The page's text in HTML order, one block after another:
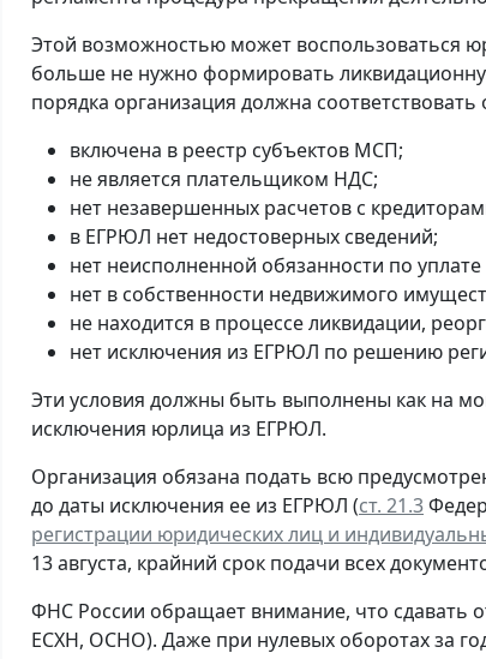
Этой возможностью может воспользоваться
больше не нужно формировать
порядка организация должна
включена в реестр субъектов МСП;
не является плательщиком НДС;
нет незавершенных расчетов с
в ЕГРЮЛ нет недостоверных сведений;
нет неисполненной обязанности по
нет в собственности недвижимого
не находится в процессе ликвидации,
нет исключения из ЕГРЮЛ по решению
Эти условия должны быть выполнены как на
исключения юрлица из ЕГРЮЛ.
Организация обязана подать всю
до даты исключения ее из ЕГРЮЛ (ст. 21.3
регистрации юридических лиц и
13 августа, крайний срок подачи всех
ФНС России обращает внимание, что сдавать
ЕСХН, ОСНО). Даже при нулевых оборотах за